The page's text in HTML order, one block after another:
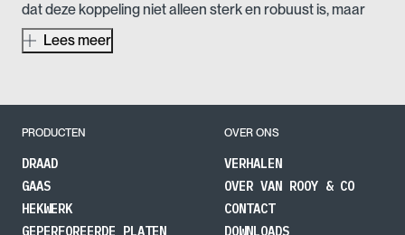
dat deze koppeling niet alleen sterk en robuust is, maar
ook bestand tegen corrosie en andere
omgevingsinvloeden. Dit maakt het een uitstekende
De constructie van het enkele scharnierstuk biedt een
efficiënte en flexibele oplossing voor het creëren van
Lees meer
PRODUCTEN
DRAAD
GAAS
HEKWERK
GEPERFOREERDE PLATEN
OVER ONS
VERHALEN
OVER VAN ROOY & CO
CONTACT
DOWNLOADS